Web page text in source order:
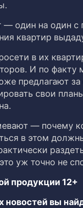
— один на один
квартир
в их
И по факту
предлагают
свои
— почему
в этом
уж точно не
продукции 12+
вы